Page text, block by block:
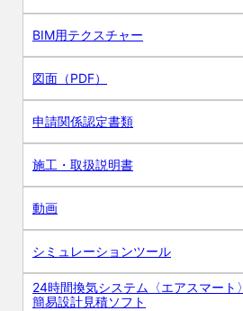
BIM用テクスチャー
図面（PDF）
申請関係認定書類
施工・取扱説明書
動画
シミュレーションツール
24時間換気システム〈エアスマート〉
簡易設計見積ソフト